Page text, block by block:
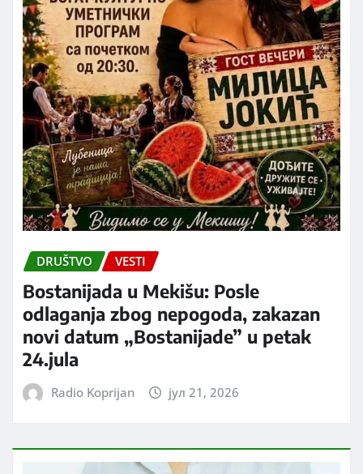
DRUŠTVO VESTI
Bostanijada u Mekišu: Posle
odlaganja zbog nepogoda, zakazan
novi datum „Bostanijade” u petak
24.jula
Radio Koprijan јул 21, 2026